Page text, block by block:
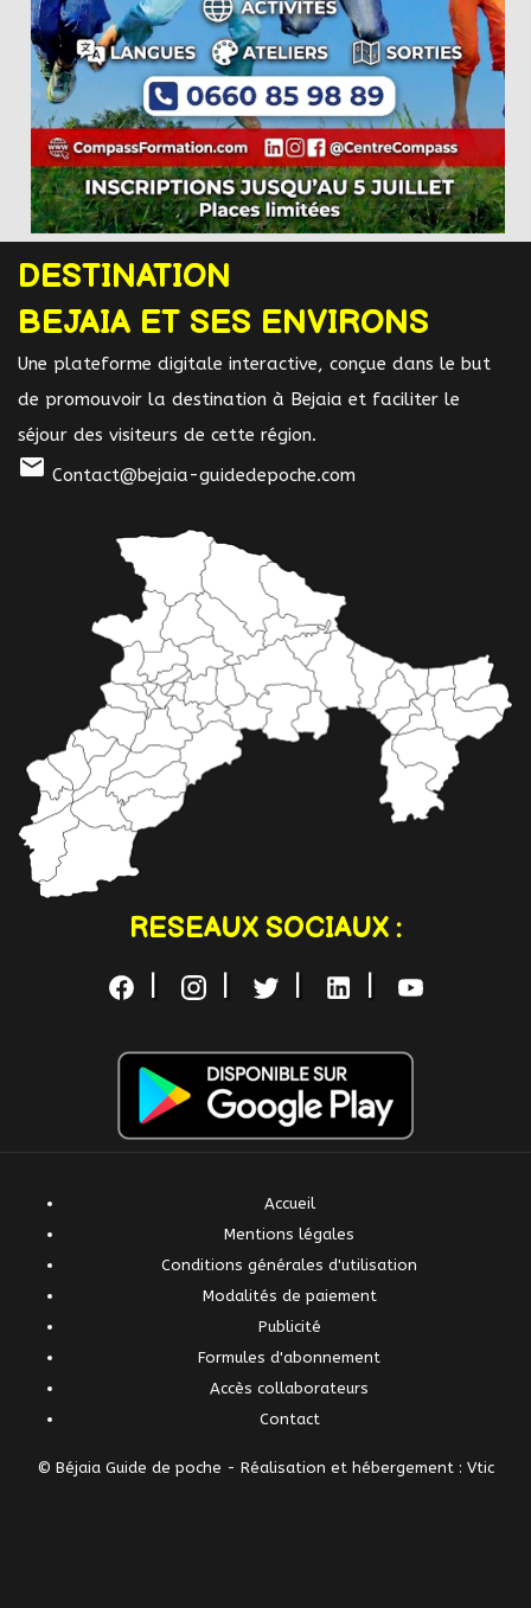
DESTINATION
BEJAIA ET SES ENVIRONS
Une plateforme digitale interactive, conçue dans le but
de promouvoir la destination à Bejaia et faciliter le
séjour des visiteurs de cette région.
mail Contact@bejaia-guidedepoche.com
RESEAUX SOCIAUX :
Accueil
Mentions légales
Conditions générales d'utilisation
Modalités de paiement
Publicité
Formules d'abonnement
Accès collaborateurs
Contact
© Béjaia Guide de poche - Réalisation et hébergement : Vtic